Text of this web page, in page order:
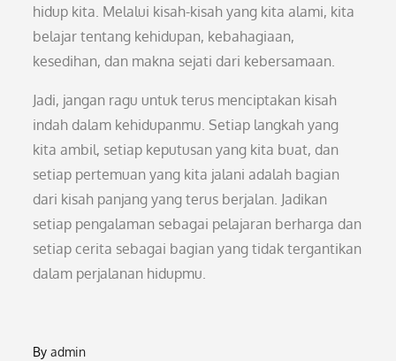
hidup kita. Melalui kisah-kisah yang kita alami, kita
belajar tentang kehidupan, kebahagiaan,
kesedihan, dan makna sejati dari kebersamaan.
Jadi, jangan ragu untuk terus menciptakan kisah
indah dalam kehidupanmu. Setiap langkah yang
kita ambil, setiap keputusan yang kita buat, dan
setiap pertemuan yang kita jalani adalah bagian
dari kisah panjang yang terus berjalan. Jadikan
setiap pengalaman sebagai pelajaran berharga dan
setiap cerita sebagai bagian yang tidak tergantikan
dalam perjalanan hidupmu.
Byadmin